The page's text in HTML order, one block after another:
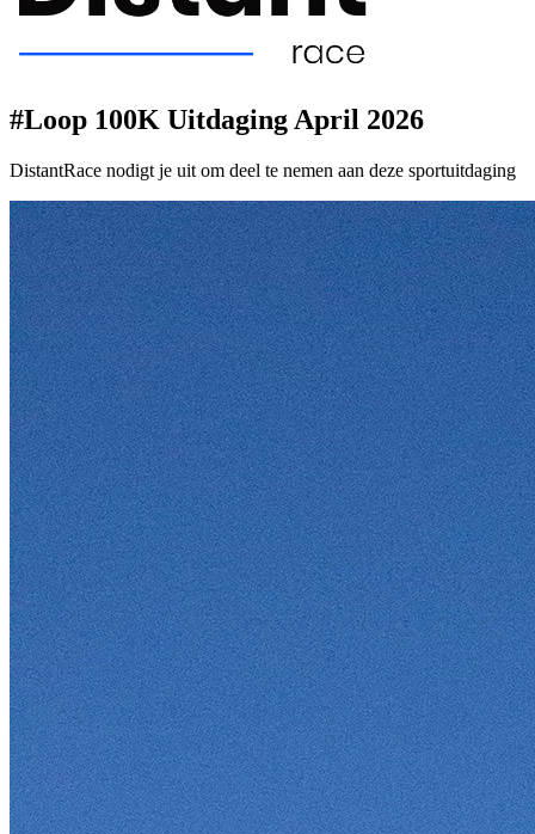
#Loop 100K Uitdaging April 2026
DistantRace nodigt je uit om deel te nemen aan deze sportuitdaging